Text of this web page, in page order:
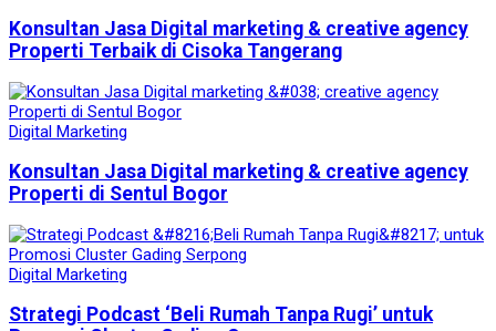
Konsultan Jasa Digital marketing & creative agency
Properti Terbaik di Cisoka Tangerang
Digital Marketing
Konsultan Jasa Digital marketing & creative agency
Properti di Sentul Bogor
Digital Marketing
Strategi Podcast ‘Beli Rumah Tanpa Rugi’ untuk